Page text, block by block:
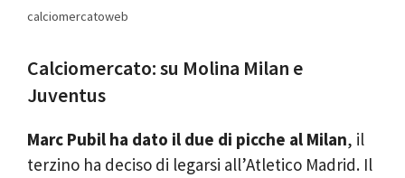
calciomercatoweb
Calciomercato: su Molina Milan e
Juventus
Marc Pubil ha dato il due di picche al Milan, il
terzino ha deciso di legarsi all’Atletico Madrid. Il